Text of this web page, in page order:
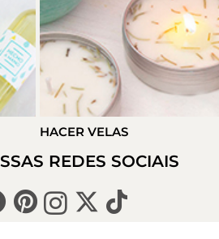
HACER VELAS
REDES SOCIAIS